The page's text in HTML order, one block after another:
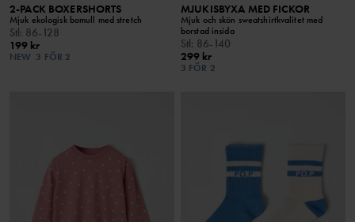
2-PACK BOXERSHORTS
Mjuk ekologisk bomull med stretch
Stl: 86-128
199 kr
NEW 3 FÖR 2
MJUKISBYXA MED FICKOR
Mjuk och skön sweatshirtkvalitet med
borstad insida
Stl: 86-140
299 kr
3 FÖR 2